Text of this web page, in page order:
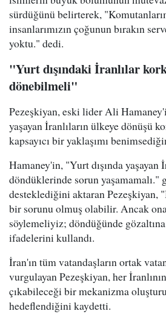
sürdüğünü belirterek,
insanlarımızın çoğunun bırakın
yoktu." dedi.
"Yurt dışındaki İranlılar
dönebilmeli"
Pezeşkiyan, eski lider Ali
yaşayan İranlıların ülkeye dönüşü
kapsayıcı bir yaklaşımı
Hamaney'in, "Yurt dışında yaşayan
döndüklerinde sorun yaşamamalı."
desteklediğini aktaran Pezeşkiyan,
bir sorunu olmuş olabilir. Ancak
söylemeliyiz; döndüğünde
ifadelerini kullandı.
İran'ın tüm vatandaşların ortak
vurgulayan Pezeşkiyan, her
çıkabileceği bir mekanizma
hedeflendiğini kaydetti.